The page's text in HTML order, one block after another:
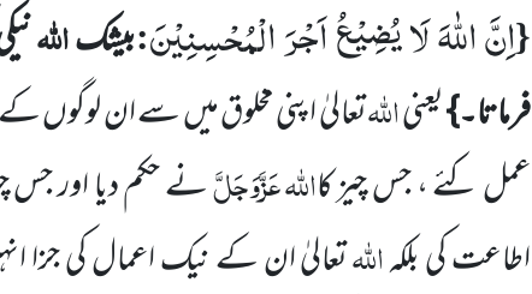
{اِنَّ اللّٰهَ لَا یُضِیْعُ اَجْرَ الْمُحْسِنِیْنَ:بیشکاللہ
فرماتا۔}یعنیاللہتعالیٰ اپنیمخلوق میں سے ان لوگوں کے
عمل کئے ، جس چیز کااللہعَزَّوَجَلَّنے حکم دیا اور جس
اطاعت کی بلکہاللہتعالیٰ ان کے نیکاعمال کی